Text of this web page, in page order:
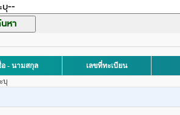
- นามสกุล เลขที่ทะเบียน
บุ